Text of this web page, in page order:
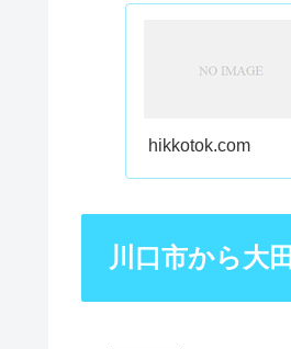
hikkotok.com
川口市から大